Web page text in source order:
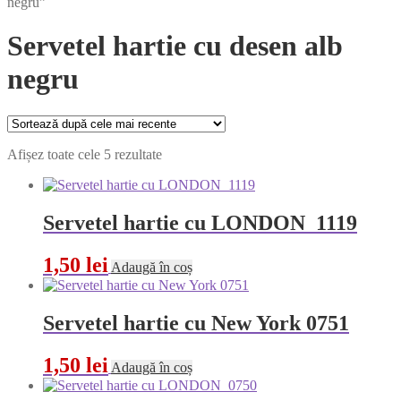
Servetel hartie cu desen alb
negru
Afișez toate cele 5 rezultateSortat
cele
recente
Servetel hartie cu LONDON 1119
1,50 lei Adaugă în coș
Servetel hartie cu New York 0751
1,50 lei Adaugă în coș